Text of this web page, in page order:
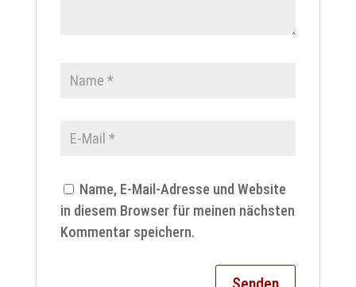
Name, E-Mail-Adresse und Website
in diesem Browser für meinen nächsten
Kommentar speichern.